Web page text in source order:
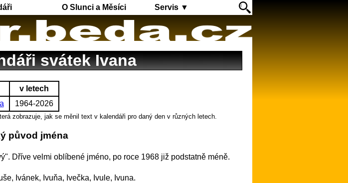
O Slunci a Měsíci Servis ▼
svátek Ivana
v letech
1964-2026
zobrazuje, jak se měnil text v kalendáři pro daný den v různých letech.
původ jména
Dříve velmi oblíbené jméno, po roce 1968 již podstatně méně.
Ivánek, Ivuňa, Ivečka, Ivule, Ivuna.